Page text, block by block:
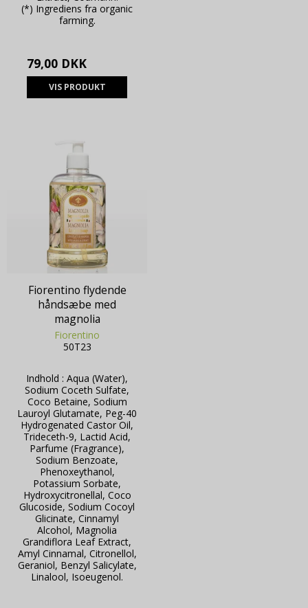
(*) Ingrediens fra organic
farming.
79,00 DKK
VIS PRODUKT
Fiorentino flydende
håndsæbe med
magnolia
Fiorentino
50T23
Indhold : Aqua (Water),
Sodium Coceth Sulfate,
Coco Betaine, Sodium
Lauroyl Glutamate, Peg-40
Hydrogenated Castor Oil,
Trideceth-9, Lactid Acid,
Parfume (Fragrance),
Sodium Benzoate,
Phenoxeythanol,
Potassium Sorbate,
Hydroxycitronellal, Coco
Glucoside, Sodium Cocoyl
Glicinate, Cinnamyl
Alcohol, Magnolia
Grandiflora Leaf Extract,
Amyl Cinnamal, Citronellol,
Geraniol, Benzyl Salicylate,
Linalool, Isoeugenol.